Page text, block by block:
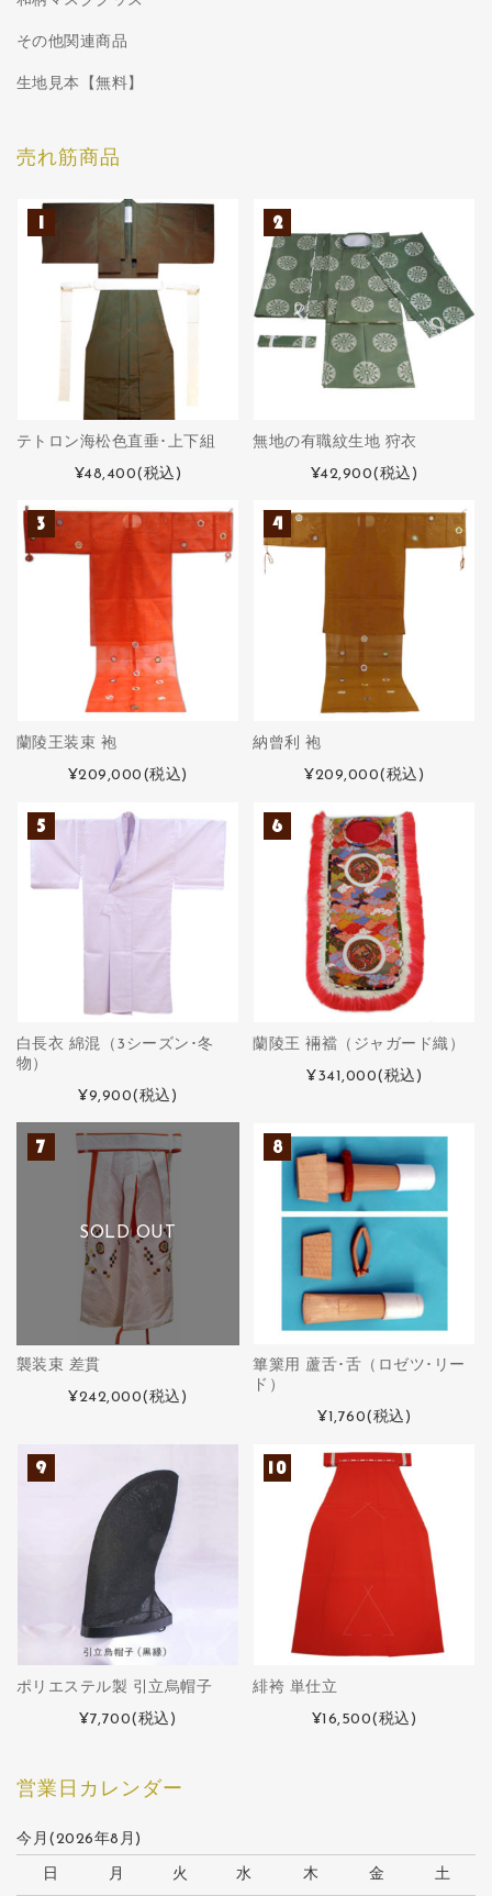
その他関連商品
生地見本【無料】
売れ筋商品
テトロン海松色直垂･上下組
¥48,400(税込)
無地の有職紋生地 狩衣
¥42,900(税込)
蘭陵王装束 袍
¥209,000 (税込)
納曾利 袍
¥209,000(税込)
白長衣 綿混（3シーズン･冬
物）
¥9,900(税込)
蘭陵王 裲襠（ジャガード織）
¥341,000(税込)
SOLD OUT
襲装束 差貫
¥242,000(税込)
篳篥用 蘆舌･舌（ロゼツ･リー
ド）
¥1,760(税込)
ポリエステル製 引立烏帽子
¥7,700(税込)
緋袴 単仕立
¥16,500(税込)
営業日カレンダー
今月(2026年8月)
日 月 火 水 木 金 土